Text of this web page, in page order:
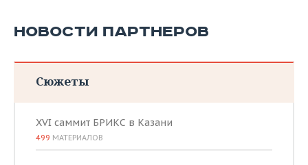
НОВОСТИ ПАРТНЕРОВ
Сюжеты
XVI саммит БРИКС в Казани
499 МАТЕРИАЛОВ